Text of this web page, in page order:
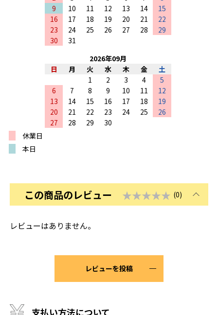
9
10 11 12 13 14
15
16
17 18 19 20 21
22
23
24 25 26 27 28
29
30
31
2026年09月
日
月 火 水 木 金
土
1
2 3 4
5
6
7 8 9 10 11
12
13
14 15 16 17 18
19
20
21 22 23 24 25
26
27
28 29
30
休業日
本日
この商品のレビュー ★★★★★ (0)
レビューはありません。
レビューを投稿
支払い方法について